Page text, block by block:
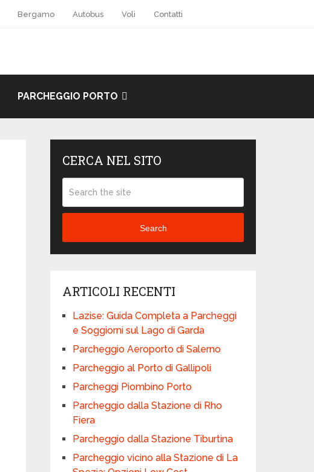
Bergamo Autobus Voli Contatti
PARCHEGGIO PORTO
CERCA NEL SITO
Search
ARTICOLI RECENTI
Lazise: Guida Completa a Parcheggi
e Soggiorni sul Lago di Garda
Parcheggio Aeroporto di Salerno
Parcheggio al Porto di Gallipoli
Parcheggi Piombino Porto
Parcheggio dalla Stazione di Rho
Fiera
Parcheggio dalla Stazione Tiburtina
Parcheggio vicino alla Stazione di La